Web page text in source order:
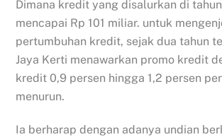
Dimana kredit yang disalurkan di
mencapai Rp 101 miliar. untuk
pertumbuhan kredit, sejak dua tahun
Jaya Kerti menawarkan promo kredit
kredit 0,9 persen hingga 1,2 persen
menurun.
Ia berharap dengan adanya undian